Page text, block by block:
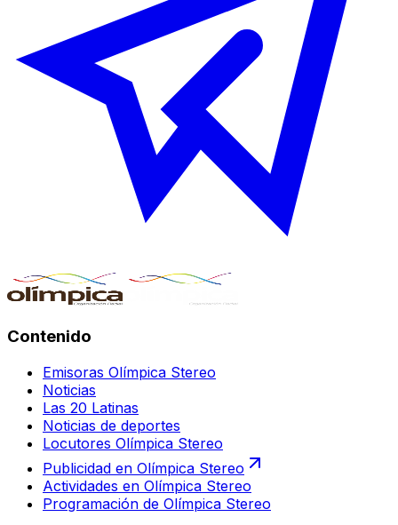
Contenido
Emisoras Olímpica Stereo
Noticias
Las 20 Latinas
Noticias de deportes
Locutores Olímpica Stereo
Publicidad en Olímpica Stereo
Actividades en Olímpica Stereo
Programación de Olímpica Stereo